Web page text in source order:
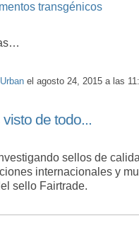
transgénicos
el agosto 24, 2015 a las
de todo...
sellos de
internacionales y
sello Fairtrade.